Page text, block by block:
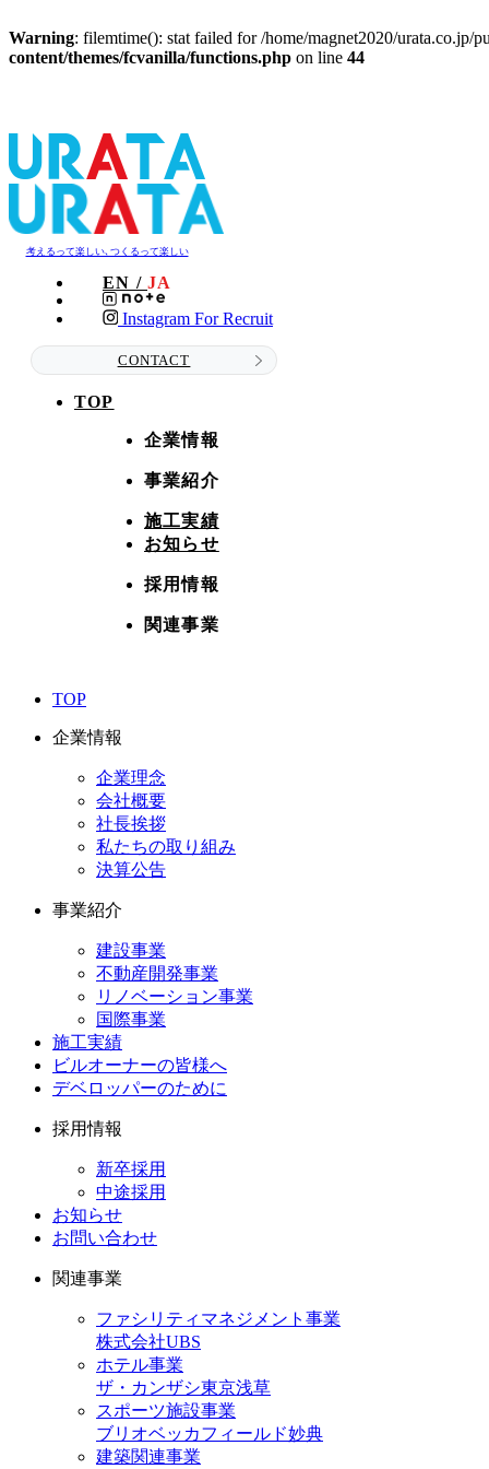
Warning: filemtime(): stat failed for /home/magnet2020/urata.co.jp/
content/themes/fcvanilla/functions.php on line 44
考えるって楽しい､つくるって楽しい
EN / JA
Instagram For Recruit
CONTACT
TOP
企業情報
事業紹介
施工実績
お知らせ
採用情報
関連事業
TOP
企業情報
企業理念
会社概要
社長挨拶
私たちの取り組み
決算公告
事業紹介
建設事業
不動産開発事業
リノベーション事業
国際事業
施工実績
ビルオーナーの皆様へ
デベロッパーのために
採用情報
新卒採用
中途採用
お知らせ
お問い合わせ
関連事業
ファシリティマネジメント事業
株式会社UBS
ホテル事業
ザ・カンザシ東京浅草
スポーツ施設事業
ブリオベッカフィールド妙典
建築関連事業